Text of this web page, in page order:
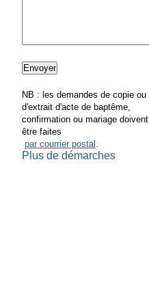
NB : les demandes de copie ou
d'extrait d'acte de baptême,
confirmation ou mariage doivent
être faites
par courrier postal .
Plus de démarches